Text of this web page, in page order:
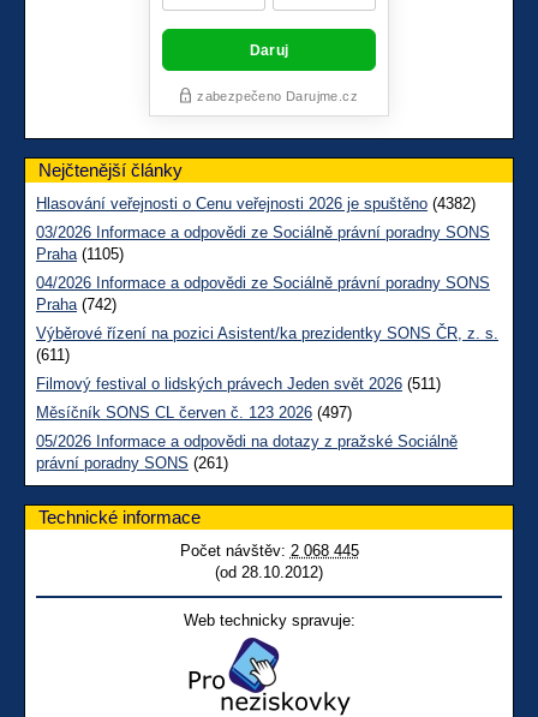
Nejčtenější články
Hlasování veřejnosti o Cenu veřejnosti 2026 je spuštěno (4382)
03/2026 Informace a odpovědi ze Sociálně právní poradny SONS
Praha(1105)
04/2026 Informace a odpovědi ze Sociálně právní poradny SONS
Praha(742)
Výběrové řízení na pozici Asistent/ka prezidentky SONS ČR, z. s.
(611)
Filmový festival o lidských právech Jeden svět 2026 (511)
Měsíčník SONS CL červen č. 123 2026 (497)
05/2026 Informace a odpovědi na dotazy z pražské Sociálně
právní poradny SONS (261)
Technické informace
Počet návštěv: 2 068 445
(od 28.10.2012)
Web technicky spravuje: